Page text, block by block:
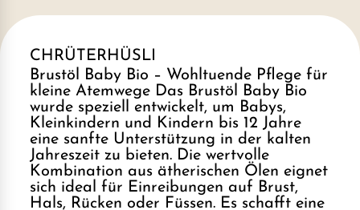
CHRÜTERHÜSLI
Brustöl Baby Bio – Wohltuende Pflege für
kleine Atemwege Das Brustöl Baby Bio
wurde speziell entwickelt, um Babys,
Kleinkindern und Kindern bis 12 Jahre
eine sanfte Unterstützung in der kalten
Jahreszeit zu bieten. Die wertvolle
Kombination aus ätherischen Ölen eignet
sich ideal für Einreibungen auf Brust,
Hals, Rücken oder Füssen. Es schafft eine